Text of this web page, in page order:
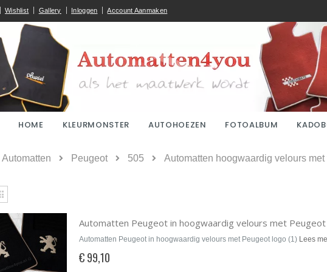
Wishlist Gallery Inloggen Account Aanmaken
HOME KLEURMONSTER AUTOHOEZEN FOTOALBUM
Automatten Peugeot 505 Automatten hoogwaardig velours
Automatten Peugeot in hoogwaardig velours met
Automatten Peugeot in hoogwaardig velours met Peugeot logo (1) Lees
€ 99,10